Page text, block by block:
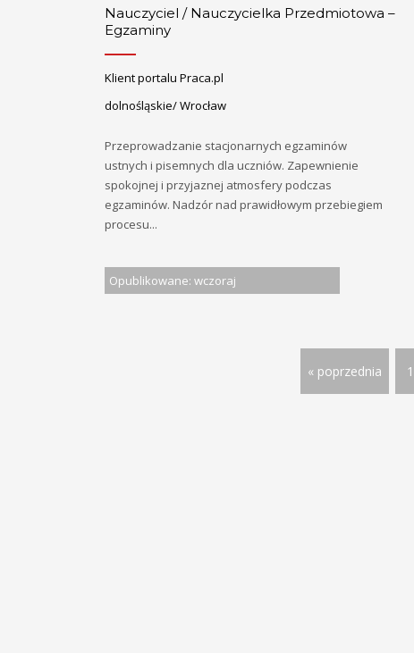
Nauczyciel / Nauczycielka Przedmiotowa –
Egzaminy
Klient portalu Praca.pl
dolnośląskie/ Wrocław
Przeprowadzanie stacjonarnych egzaminów
ustnych i pisemnych dla uczniów. Zapewnienie
spokojnej i przyjaznej atmosfery podczas
egzaminów. Nadzór nad prawidłowym przebiegiem
procesu...
Opublikowane: wczoraj
« poprzednia 1